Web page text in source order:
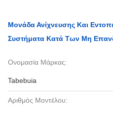
Μονάδα Ανίχνευσης Και
Συστήματα Κατά Των Μη
Ονομασία Μάρκας:
Tabebuia
Αριθμός Μοντέλου: